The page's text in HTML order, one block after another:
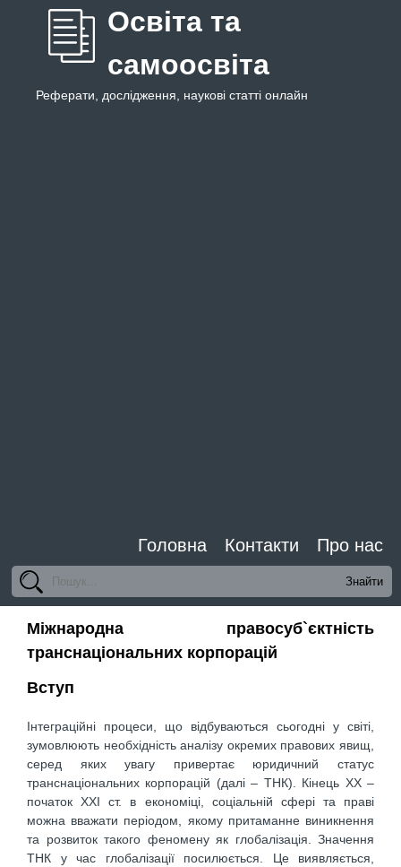
Освіта та
самоосвіта
Реферати, дослідження, наукові статті онлайн
Головна Контакти Про нас
Міжнародна правосуб`єктність
транснаціональних корпорацій
Вступ
Інтеграційні процеси, що відбуваються сьогодні у світі,
зумовлюють необхідність аналізу окремих правових явищ,
серед яких увагу привертає юридичний статус
транснаціональних корпорацій (далі – ТНК). Кінець XX –
початок XXI ст. в економіці, соціальній сфері та праві
можна вважати періодом, якому притаманне виникнення
та розвиток такого феномену як глобалізація. Значення
ТНК у час глобалізації посилюється. Це виявляється,